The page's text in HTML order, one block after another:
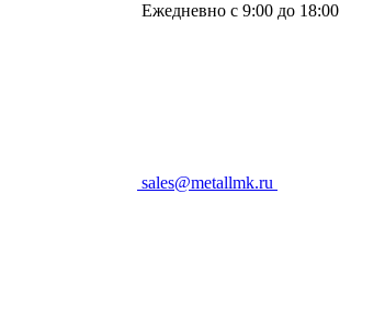
Ежедневно с 9:00 до 18:00
sales@metallmk.ru